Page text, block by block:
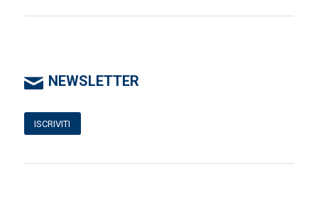
NEWSLETTER
ISCRIVITI